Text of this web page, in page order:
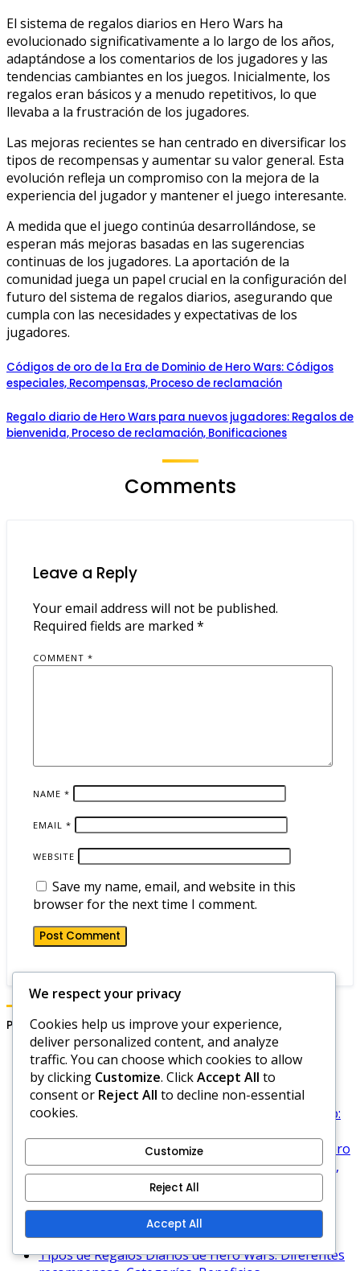
El sistema de regalos diarios en Hero Wars ha
evolucionado significativamente a lo largo de los años,
adaptándose a los comentarios de los jugadores y las
tendencias cambiantes en los juegos. Inicialmente, los
regalos eran básicos y a menudo repetitivos, lo que
llevaba a la frustración de los jugadores.
Las mejoras recientes se han centrado en diversificar los
tipos de recompensas y aumentar su valor general. Esta
evolución refleja un compromiso con la mejora de la
experiencia del jugador y mantener el juego interesante.
A medida que el juego continúa desarrollándose, se
esperan más mejoras basadas en las sugerencias
continuas de los jugadores. La aportación de la
comunidad juega un papel crucial en la configuración del
futuro del sistema de regalos diarios, asegurando que
cumpla con las necesidades y expectativas de los
jugadores.
Códigos de oro de la Era de Dominio de Hero Wars: Códigos
especiales, Recompensas, Proceso de reclamación
Regalo diario de Hero Wars para nuevos jugadores: Regalos de
bienvenida, Proceso de reclamación, Bonificaciones
Comments
Leave a Reply
Your email address will not be published.
Required fields are marked *
COMMENT *
NAME *
EMAIL *
WEBSITE
Save my name, email, and website in this
browser for the next time I comment.
Publicaciones recientes
Códigos promocionales de Hero Wars Hub:
Preguntas frecuentes, Solución de problemas,
Soporte
Códigos promocionales de oro de Hero Wars Hub:
Estrategias de código de la Era del Dominio en Hero
Wars: Maximizar recompensas, Mejores prácticas,
Códigos promocionales de temporada de Hero
Wars Hub: ofertas navideñas, recompensas
temáticas, límites de tiempo
Tipos de Regalos Diarios de Hero Wars: Diferentes
We respect your privacy
Cookies help us improve your experience,
deliver personalized content, and analyze
traffic. You can choose which cookies to allow
by clicking Customize. ClickAccept All to
consent or Reject All to decline non-essential
cookies.
Customize
Reject All
Accept All